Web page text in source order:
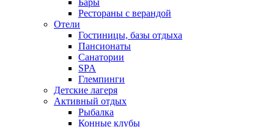
Рестораны с верандой
Отели
Гостиницы, базы отдыха
Пансионаты
Санатории
SPA
Глемпинги
Детские лагеря
Активный отдых
Рыбалка
Конные клубы